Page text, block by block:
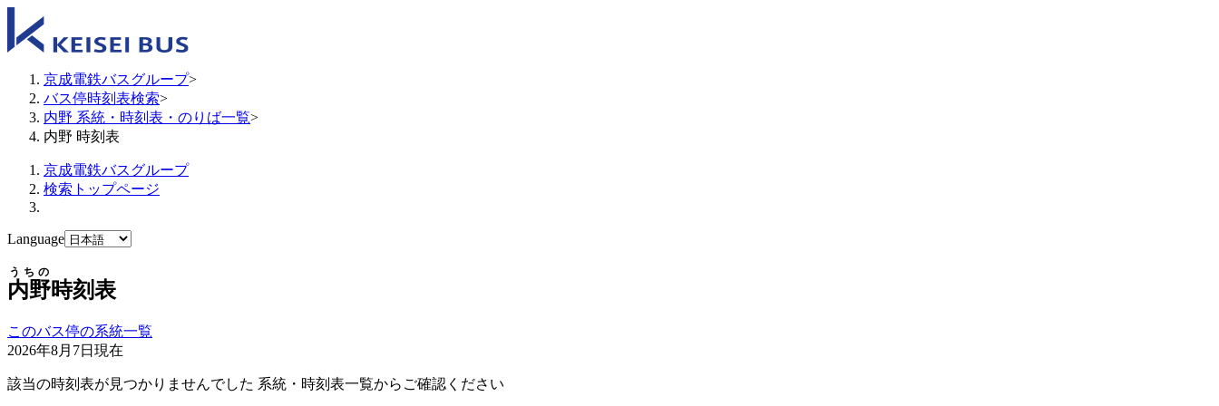
京成電鉄バスグループ>
バス停時刻表検索>
内野 系統・時刻表・のりば一覧>
内野 時刻表
京成電鉄バスグループ
検索トップページ
Language
内野
うちの
時刻表
このバス停の系統一覧
2026年8月7日 現在
該当の時刻表が見つかりませんでした 系統・時刻表一覧からご確認ください